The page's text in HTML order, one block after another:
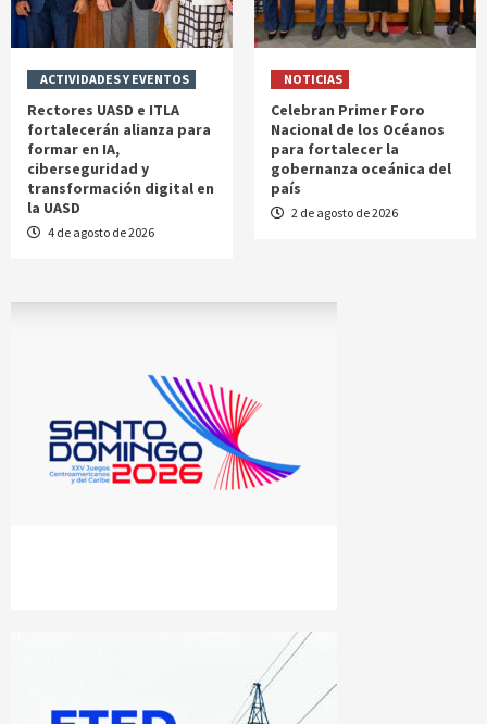
ACTIVIDADES Y EVENTOS
Rectores UASD e ITLA
fortalecerán alianza para
formar en IA,
ciberseguridad y
transformación digital en
la UASD
4 de agosto de 2026
NOTICIAS
Celebran Primer Foro
Nacional de los Océanos
para fortalecer la
gobernanza oceánica del
país
2 de agosto de 2026